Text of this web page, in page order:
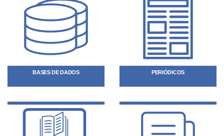
BASES DE DADOS PERIÓDICOS